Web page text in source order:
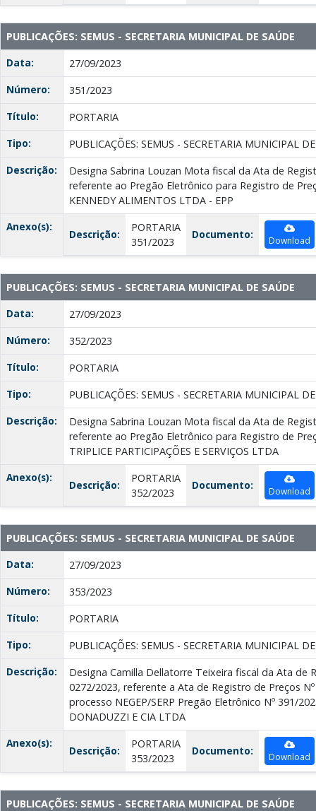
PUBLICAÇÕES: SEMUS - SECRETARIA MUNICIPAL DE SAÚDE
Data:
27/09/2023
Número:
351/2023
Título:
PORTARIA
Tipo:
PUBLICAÇÕES: SEMUS - SECRETARIA MUNICIPAL
Descrição:
Designa Sabrina Louzan Mota fiscal da Ata de
referente ao Pregão Eletrônico para Registro de
KENNEDY ALIMENTOS LTDA - EPP
Anexo(s):
Descrição:
PORTARIA
351/2023
Documento: Download
PUBLICAÇÕES: SEMUS - SECRETARIA MUNICIPAL DE SAÚDE
Data:
27/09/2023
Número:
352/2023
Título:
PORTARIA
Tipo:
PUBLICAÇÕES: SEMUS - SECRETARIA MUNICIPAL
Descrição:
Designa Sabrina Louzan Mota fiscal da Ata de
referente ao Pregão Eletrônico para Registro de
TRIPLICE PARTICIPAÇÕES E SERVIÇOS LTDA
Anexo(s):
Descrição:
PORTARIA
352/2023
Documento: Download
PUBLICAÇÕES: SEMUS - SECRETARIA MUNICIPAL DE SAÚDE
Data:
27/09/2023
Número:
353/2023
Título:
PORTARIA
Tipo:
PUBLICAÇÕES: SEMUS - SECRETARIA MUNICIPAL
Descrição:
Designa Camilla Dellatorre Teixeira fiscal da Ata de
0272/2023, referente a Ata de Registro de Preços
processo NEGEP/SERP Pregão Eletrônico Nº 391/
DONADUZZI E CIA LTDA
Anexo(s):
Descrição:
PORTARIA
353/2023
Documento: Download
PUBLICAÇÕES: SEMUS - SECRETARIA MUNICIPAL DE SAÚDE